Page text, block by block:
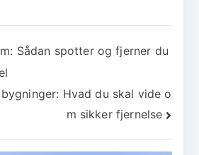
Sådan spotter og fjerner du
Hvad du skal vide o
m sikker fjernelse